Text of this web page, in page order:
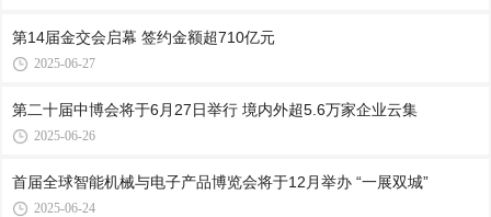
第14届金交会启幕 签约金额超710亿元
2025-06-27
第二十届中博会将于6月27日举行 境内外超5.6万家企业云集
2025-06-26
首届全球智能机械与电子产品博览会将于12月举办 “一展双城”
2025-06-24